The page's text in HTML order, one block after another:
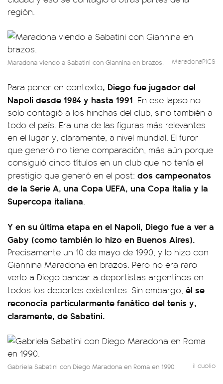
región.
Maradona viendo a Sabatini con Giannina en brazos. MaradonaPICS
Para poner en contexto, Diego fue jugador del
Napoli desde 1984 y hasta 1991. En ese lapso no
solo contagió a los hinchas del club, sino también a
todo el país. Era una de las figuras más relevantes
en el lugar y, claramente, a nivel mundial. El furor
que generó no tiene comparación, más aún porque
consiguió cinco títulos en un club que no tenía el
prestigio que generó en el post: dos campeonatos
de la Serie A, una Copa UEFA, una Copa Italia y la
Supercopa italiana.
Y en su última etapa en el Napoli, Diego fue a ver a
Gaby (como también lo hizo en Buenos Aires).
Precisamente un 10 de mayo de 1990, y lo hizo con
Giannina Maradona en brazos. Pero no era raro
verlo a Diego bancar a deportistas argentinos en
todos los deportes existentes. Sin embargo, él se
reconocía particularmente fanático del tenis y,
claramente, de Sabatini.
Gabriela Sabatini con Diego Maradona en Roma en 1990. il cuolio